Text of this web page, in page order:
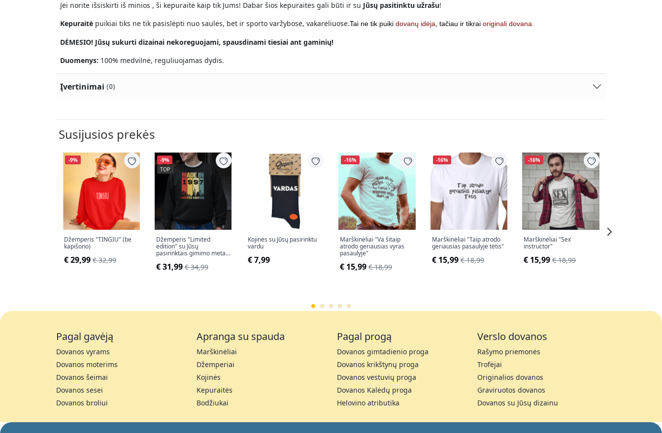
Jei norite išsiskirti iš minios , ši kepuraitė kaip tik Jums! Dabar šios kepuraitės gali būti ir su Jūsų pasitinktu užrašu!
Kepuraitė puikiai tiks ne tik pasislėpti nuo saulės, bet ir sporto varžybose, vakarėliuose.Tai ne tik puiki dovanų idėja, tačiau ir tikrai originali dovana.
DĖMESIO! Jūsų sukurti dizainai nekoreguojami, spausdinami tiesiai ant gaminių!
Duomenys: 100% medvilnė, reguliuojamas dydis.
Įvertinimai (0)
Susijusios prekės
-9%
Džemperis "TINGIU" (be
kapišono)
€ 29,99 € 32,99
-9%
TOP
Džemperis "Limited
edition" su Jūsų
pasirinktais gimimo metais
€ 31,99 € 34,99
Kojinės su Jūsų pasirinktu
vardu
€ 7,99
-16%
Marškinėliai "Va šitaip
atrodo geriausias vyras
pasaulyje"
€ 15,99 € 18,99
-16%
Marškinėliai "Taip atrodo
geriausias pasaulyje tėtis"
€ 15,99 € 18,99
-16%
Marškinėliai "Sex
instructor"
€ 15,99 € 18,99
Pagal gavėją
Dovanos vyrams
Dovanos moterims
Dovanos šeimai
Dovanos sesei
Dovanos broliui
Apranga su spauda
Marškinėliai
Džemperiai
Kojinės
Kepuraitės
Bodžiukai
Pagal progą
Dovanos gimtadienio proga
Dovanos krikštynų proga
Dovanos vestuvių proga
Dovanos Kalėdų proga
Helovino atributika
Verslo dovanos
Rašymo priemonės
Trofėjai
Originalios dovanos
Graviruotos dovanos
Dovanos su Jūsų dizainu